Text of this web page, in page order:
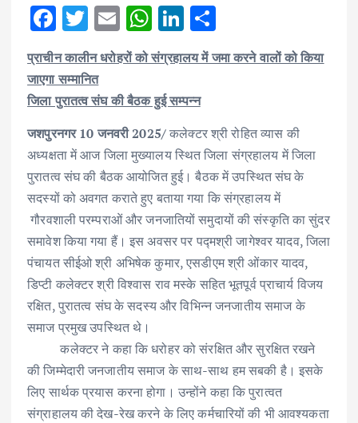
F
e
b
o
o
k
T
w
it
te
r
E
m
ai
l
W
h
at
s
A
p
p
Li
k
e
dI
n
ar
प्राचीन कालीन धरोहरों को संग्रहालय में जमा करने वालों को किया
जाएगा सम्मानित
जिला पुरातत्व संघ की बैठक हुई सम्पन्न
जशपुरनगर 10 जनवरी 2025/कलेक्टर श्री रोहित व्यास की
अध्यक्षता में आज जिला मुख्यालय स्थित जिला संग्रहालय में जिला
पुरातत्व संघ की बैठक आयोजित हुई। बैठक में उपस्थित संघ के
सदस्यों को अवगत कराते हुए बताया गया कि संग्रहालय में
गौरवशाली परम्पराओं और जनजातियों समुदायों की संस्कृति का सुंदर
समावेश किया गया हैं। इस अवसर पर पद्मश्री जागेश्वर यादव, जिला
पंचायत सीईओ श्री अभिषेक कुमार, एसडीएम श्री ओंकार यादव,
डिप्टी कलेक्टर श्री विश्वास राव मस्के सहित भूतपूर्व प्राचार्य विजय
रक्षित, पुरातत्व संघ के सदस्य और विभिन्न जनजातीय समाज के
समाज प्रमुख उपस्थित थे।
कलेक्टर ने कहा कि धरोहर को संरक्षित और सुरक्षित रखने
की जिम्मेदारी जनजातीय समाज के साथ-साथ हम सबकी है। इसके
लिए सार्थक प्रयास करना होगा। उन्होंने कहा कि पुरात्वत
संग्राहालय की देख-रेख करने के लिए कर्मचारियों की भी आवश्यकता